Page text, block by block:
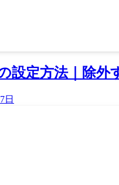
設定方法｜除外
日